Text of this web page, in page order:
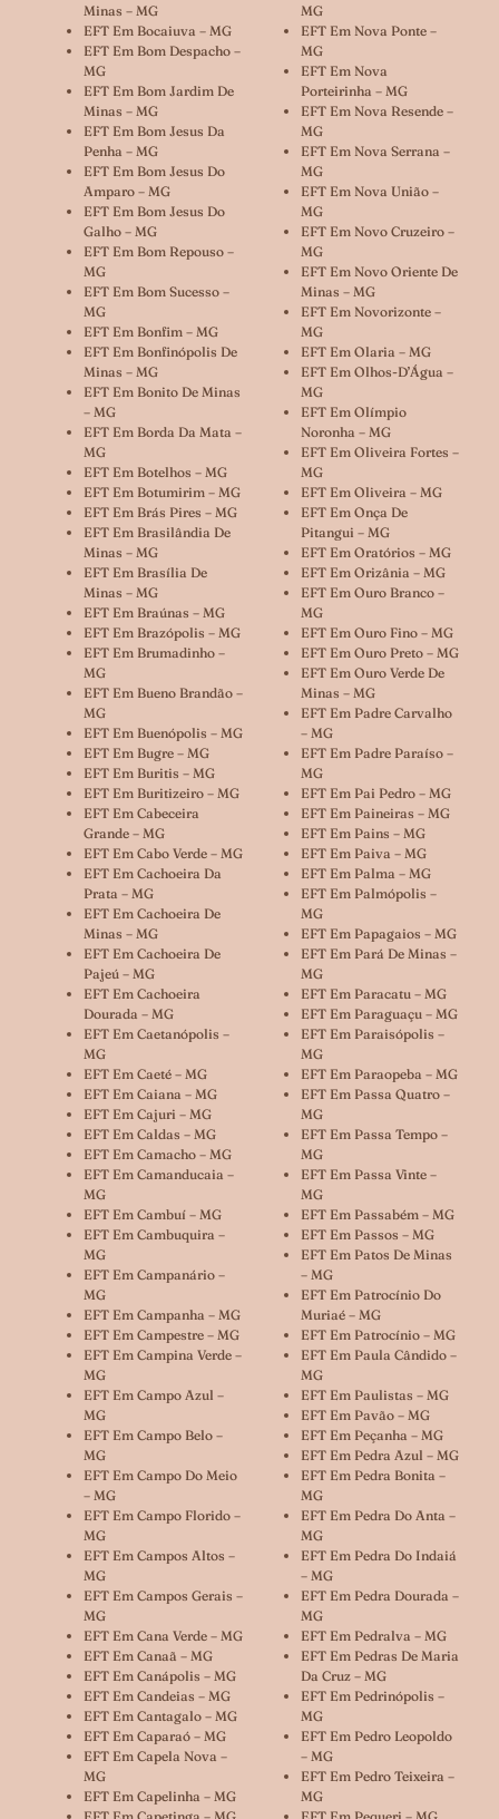
Minas – MG
EFT Em Bocaiuva – MG
EFT Em Bom Despacho –
MG
EFT Em Bom Jardim De
Minas – MG
EFT Em Bom Jesus Da
Penha – MG
EFT Em Bom Jesus Do
Amparo – MG
EFT Em Bom Jesus Do
Galho – MG
EFT Em Bom Repouso –
MG
EFT Em Bom Sucesso –
MG
EFT Em Bonfim – MG
EFT Em Bonfinópolis De
Minas – MG
EFT Em Bonito De Minas
– MG
EFT Em Borda Da Mata –
MG
EFT Em Botelhos – MG
EFT Em Botumirim – MG
EFT Em Brás Pires – MG
EFT Em Brasilândia De
Minas – MG
EFT Em Brasília De
Minas – MG
EFT Em Braúnas – MG
EFT Em Brazópolis – MG
EFT Em Brumadinho –
MG
EFT Em Bueno Brandão –
MG
EFT Em Buenópolis – MG
EFT Em Bugre – MG
EFT Em Buritis – MG
EFT Em Buritizeiro – MG
EFT Em Cabeceira
Grande – MG
EFT Em Cabo Verde – MG
EFT Em Cachoeira Da
Prata – MG
EFT Em Cachoeira De
Minas – MG
EFT Em Cachoeira De
Pajeú – MG
EFT Em Cachoeira
Dourada – MG
EFT Em Caetanópolis –
MG
EFT Em Caeté – MG
EFT Em Caiana – MG
EFT Em Cajuri – MG
EFT Em Caldas – MG
EFT Em Camacho – MG
EFT Em Camanducaia –
MG
EFT Em Cambuí – MG
EFT Em Cambuquira –
MG
EFT Em Campanário –
MG
EFT Em Campanha – MG
EFT Em Campestre – MG
EFT Em Campina Verde –
MG
EFT Em Campo Azul –
MG
EFT Em Campo Belo –
MG
EFT Em Campo Do Meio
– MG
EFT Em Campo Florido –
MG
EFT Em Campos Altos –
MG
EFT Em Campos Gerais –
MG
EFT Em Cana Verde – MG
EFT Em Canaã – MG
EFT Em Canápolis – MG
EFT Em Candeias – MG
EFT Em Cantagalo – MG
EFT Em Caparaó – MG
EFT Em Capela Nova –
MG
EFT Em Capelinha – MG
MG
EFT Em Nova Ponte –
MG
EFT Em Nova
Porteirinha – MG
EFT Em Nova Resende –
MG
EFT Em Nova Serrana –
MG
EFT Em Nova União –
MG
EFT Em Novo Cruzeiro –
MG
EFT Em Novo Oriente De
Minas – MG
EFT Em Novorizonte –
MG
EFT Em Olaria – MG
EFT Em Olhos-D’Água –
MG
EFT Em Olímpio
Noronha – MG
EFT Em Oliveira Fortes –
MG
EFT Em Oliveira – MG
EFT Em Onça De
Pitangui – MG
EFT Em Oratórios – MG
EFT Em Orizânia – MG
EFT Em Ouro Branco –
MG
EFT Em Ouro Fino – MG
EFT Em Ouro Preto – MG
EFT Em Ouro Verde De
Minas – MG
EFT Em Padre Carvalho
– MG
EFT Em Padre Paraíso –
MG
EFT Em Pai Pedro – MG
EFT Em Paineiras – MG
EFT Em Pains – MG
EFT Em Paiva – MG
EFT Em Palma – MG
EFT Em Palmópolis –
MG
EFT Em Papagaios – MG
EFT Em Pará De Minas –
MG
EFT Em Paracatu – MG
EFT Em Paraguaçu – MG
EFT Em Paraisópolis –
MG
EFT Em Paraopeba – MG
EFT Em Passa Quatro –
MG
EFT Em Passa Tempo –
MG
EFT Em Passa Vinte –
MG
EFT Em Passabém – MG
EFT Em Passos – MG
EFT Em Patos De Minas
– MG
EFT Em Patrocínio Do
Muriaé – MG
EFT Em Patrocínio – MG
EFT Em Paula Cândido –
MG
EFT Em Paulistas – MG
EFT Em Pavão – MG
EFT Em Peçanha – MG
EFT Em Pedra Azul – MG
EFT Em Pedra Bonita –
MG
EFT Em Pedra Do Anta –
MG
EFT Em Pedra Do Indaiá
– MG
EFT Em Pedra Dourada –
MG
EFT Em Pedralva – MG
EFT Em Pedras De Maria
Da Cruz – MG
EFT Em Pedrinópolis –
MG
EFT Em Pedro Leopoldo
– MG
EFT Em Pedro Teixeira –
MG